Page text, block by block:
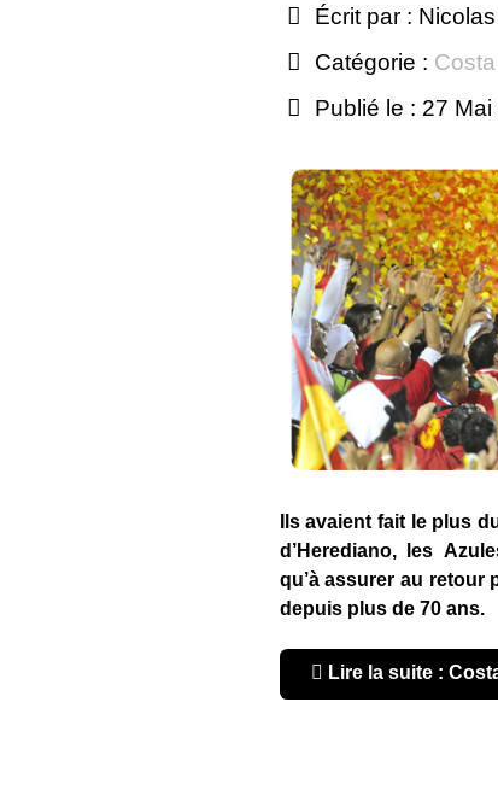
Écrit par :
Catégorie :
Publié le : 27 Mai
Ils avaient fait le plus
d’Herediano, les
qu’à assurer au
depuis plus de 70 ans.
Lire la suite :